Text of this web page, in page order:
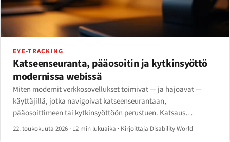
EYE-TRACKING
Katseenseuranta, pääosoitin ja kytkinsyöttö
modernissa webissä
Miten modernit verkkosovellukset toimivat — ja hajoavat —
käyttäjillä, jotka navigoivat katseenseurantaan,
pääosoittimeen tai kytkinsyöttöön perustuen. Katsaus
laitteistoon, asiaankuuluviin WCAG-kriteereihin ja
22. toukokuuta 2026 · 12 min lukuaika · Kirjoittaja Disability World